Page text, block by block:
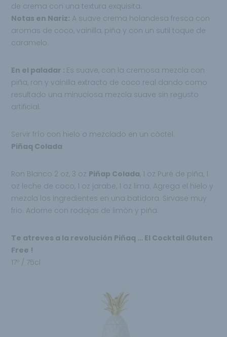
de crema con una textura exquisita.
Notas en Nariz: A suave crema holandesa fresca con
aromas de coco, vainilla, piña y con un sutil toque de
caramelo.
En el paladar : Es suave, con la cremosa mezcla con
piña, ron y vainilla extracto de coco real dando como
resultado una minuciosa mezcla suave sin regusto
artificial.
Servir frío con hielo o mezclado en un cóctel.
Piñaq Colada
Ron Blanco 2 oz, 3 oz Piñap Colada, 1 oz Puré de piña, 1
oz leche de coco, 1 oz jarabe, 1 oz lima. Agrega el hielo y
mezcla los ingredientes en una batidora. Sirvase muy
frio. Adorne con rodajas de limón y piña.
Te atreves a la revolución Piñaq … El Cocktail Gluten
Free !
17º / 75cl